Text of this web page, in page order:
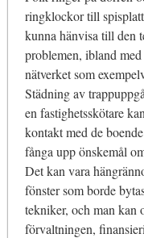
ringklockor till
kunna hänvisa till den
problemen, ibland
nätverket som
Städning av
en fastighetsskötare
kontakt med de
fånga upp önskemål
Det kan vara
fönster som borde
tekniker, och man kan
förvaltningen,